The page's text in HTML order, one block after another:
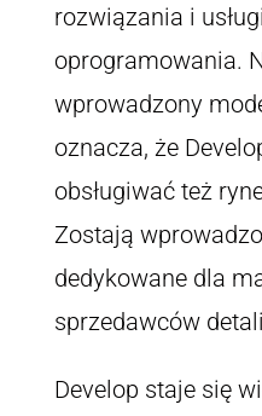
rozwiązania i
oprogramowania.
wprowadzony
oznacza, że
obsługiwać też
Zostają
dedykowane dla
sprzedawców
Develop staje się